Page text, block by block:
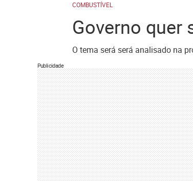
COMBUSTÍVEL
Governo quer
O tema será será analisado na
Publicidade